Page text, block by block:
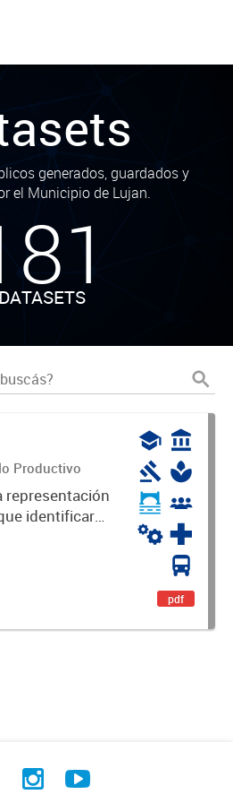
generados, guardados y
el Municipio de Lujan.
DATASETS
Productivo
representación
identificará
pdf